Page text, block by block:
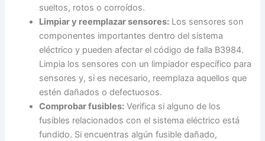
sueltos, rotos o corroídos.
Limpiar y reemplazar sensores: Los sensores son
componentes importantes dentro del sistema
eléctrico y pueden afectar el código de falla B3984.
Limpia los sensores con un limpiador específico para
sensores y, si es necesario, reemplaza aquellos que
estén dañados o defectuosos.
Comprobar fusibles: Verifica si alguno de los
fusibles relacionados con el sistema eléctrico está
fundido. Si encuentras algún fusible dañado,